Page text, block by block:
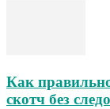
Как
скотч без